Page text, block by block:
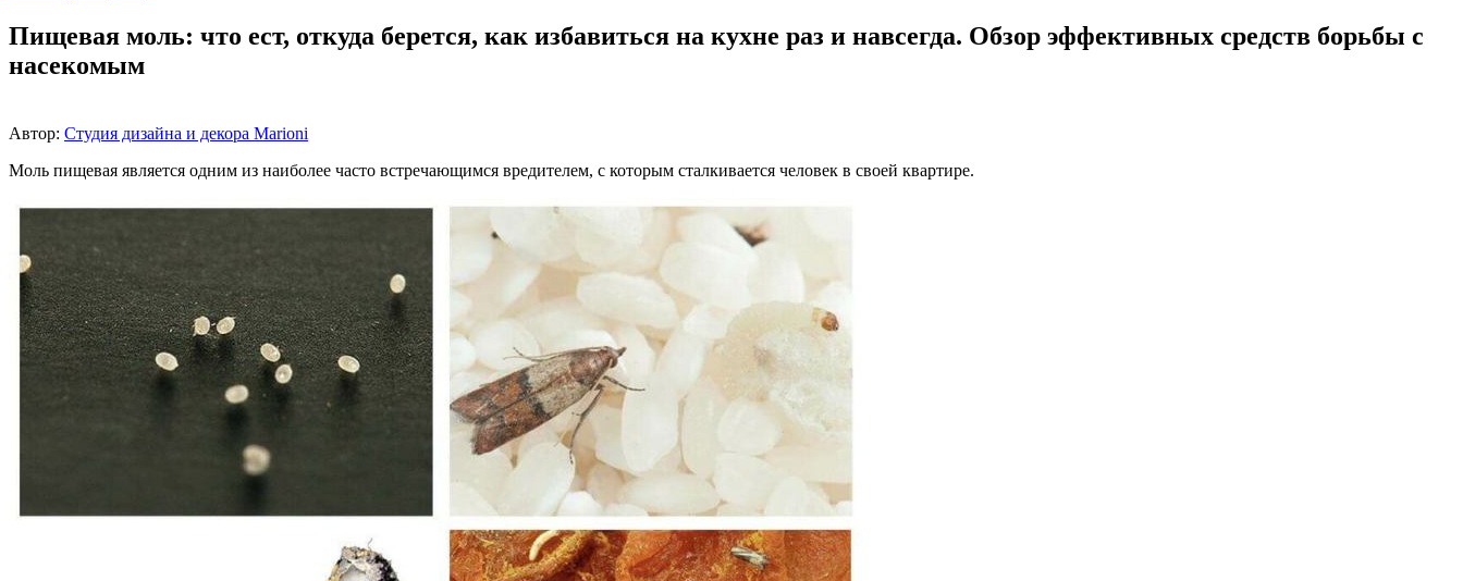
Пищевая моль: что ест, откуда берется, как избавиться на кухне раз и навсегда. Обзор эффективных средств борьбы с
насекомым
Автор: Студия дизайна и декора Marioni
Моль пищевая является одним из наиболее часто встречающимся вредителем, с которым сталкивается человек в своей квартире.